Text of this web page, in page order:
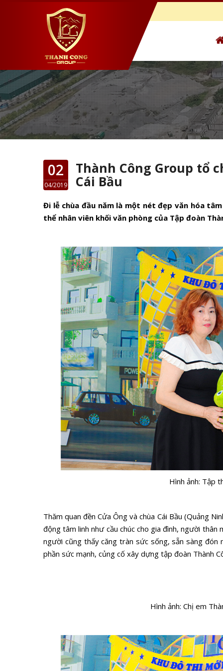
02
04/2019
Thành Công Group tổ
Cái Bầu
Đi lễ chùa đầu năm là một nét đẹp văn hóa
thể nhân viên khối văn phòng của Tập đoàn
Hình ảnh: Tập
Thăm quan đền Cửa Ông và chùa Cái Bầu (Quảng
động tâm linh như cầu chúc cho gia đình, người
người cũng thấy căng tràn sức sống, sẵn sàng đón
phần sức mạnh, củng cố xây dựng tập đoàn Thành
Hình ảnh: Chị em